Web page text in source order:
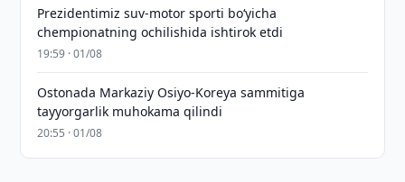
Prezidentimiz suv-motor sporti bo‘yicha
chempionatning ochilishida ishtirok etdi
19:59 · 01/08
Ostonada Markaziy Osiyo-Koreya sammitiga
tayyorgarlik muhokama qilindi
20:55 · 01/08